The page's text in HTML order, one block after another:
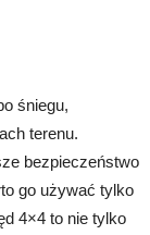
śniegu,
terenu.
bezpieczeństwo
go używać tylko
4×4 to nie tylko